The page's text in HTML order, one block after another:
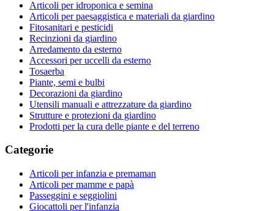
Articoli per idroponica e semina
Articoli per paesaggistica e materiali da giardino
Fitosanitari e pesticidi
Recinzioni da giardino
Arredamento da esterno
Accessori per uccelli da esterno
Tosaerba
Piante, semi e bulbi
Decorazioni da giardino
Utensili manuali e attrezzature da giardino
Strutture e protezioni da giardino
Prodotti per la cura delle piante e del terreno
Categorie
Articoli per infanzia e premaman
Articoli per mamme e papà
Passeggini e seggiolini
Giocattoli per l'infanzia